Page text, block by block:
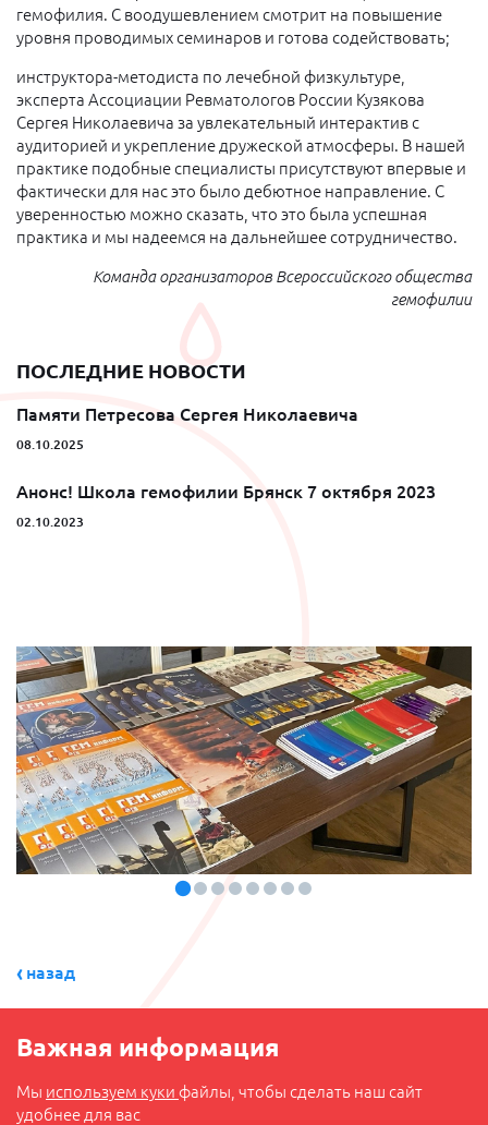
гемофилия. С воодушевлением смотрит на повышение
уровня проводимых семинаров и готова содействовать;
инструктора-методиста по лечебной физкультуре,
эксперта Ассоциации Ревматологов России Кузякова
Сергея Николаевича за увлекательный интерактив с
аудиторией и укрепление дружеской атмосферы. В нашей
практике подобные специалисты присутствуют впервые и
фактически для нас это было дебютное направление. С
уверенностью можно сказать, что это была успешная
практика и мы надеемся на дальнейшее сотрудничество.
Команда организаторов Всероссийского общества
гемофилии
ПОСЛЕДНИЕ НОВОСТИ
Памяти Петресова Сергея Николаевича
08.10.2025
Анонс! Школа гемофилии Брянск 7 октября 2023
02.10.2023
назад
Важная информация
Мы используем куки файлы, чтобы сделать наш сайт
удобнее для вас